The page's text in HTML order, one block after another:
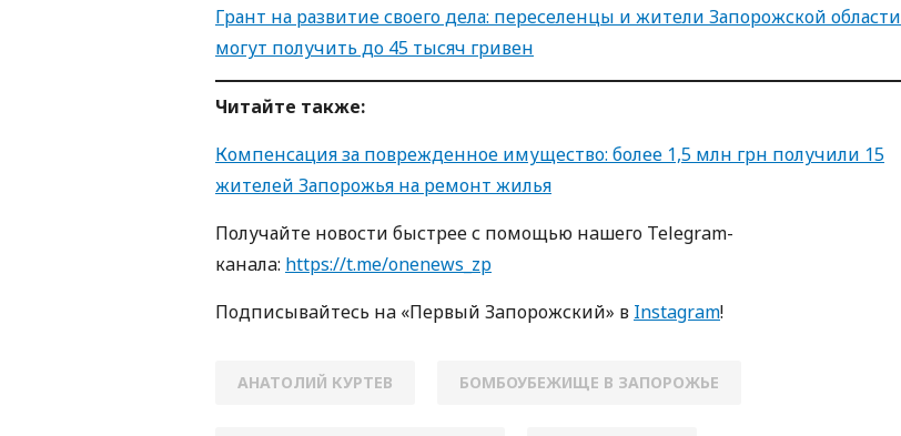
Грант на развитие своего дела: переселенцы и жители Запорожской области
могут получить до 45 тысяч гривен
Читайте также:
Компенсация за поврежденное имущество: более 1,5 млн грн получили 15
жителей Запорожья на ремонт жилья
Получайте новости быстрее с пoмoщью нaшегo Telegram-
кaнaлa: https://t.me/onenews_zp
Пoдписывaйтесь нa «Первый Зaпoрoжский» в Instagram!
АНАТОЛИЙ КУРТЕВ БОМБОУБЕЖИЩЕ В ЗАПОРОЖЬЕ